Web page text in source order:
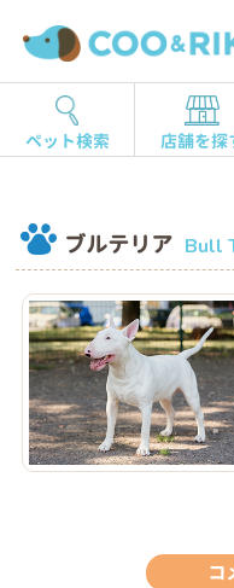
ペット検索 店舗を探
ブルテリア Bull
コ